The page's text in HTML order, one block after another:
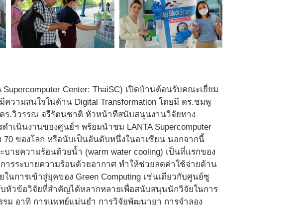
Center: ThaiSC) เปิดบ้านต้อนรับคณะเยี่ยม
ามสนใจในด้าน Digital Transformation โดยมี ดร.ชมพู
.วิวรรณ จรีรัตนชาติ หัวหน้าทีสนับสนุนงานวิจัยทาง
เนินงานของศูนย์ฯ พร้อมนำชม LANTA Supercomputer
70 ของโลก หรือนับเป็นอันดับหนึ่งในอาเซียน นอกจากนี้
บายความร้อนด้วยน้ำ (warm water cooling) เป็นที่แรกของ
ารระบายความร้อนด้วยอากาศ ทำให้ช่วยลดค่าใช้จ่ายด้าน
นการเข้าสู่ยุคของ Green Computing เช่นเดียวกับศูนย์ซู
หัวข้อวิจัยที่สำคัญได้หลากหลายเพื่อสนับสนุนนักวิจัยในการ
ม อาทิ การแพทย์แม่นยำ การวิจัยพัฒนายา การจำลอง